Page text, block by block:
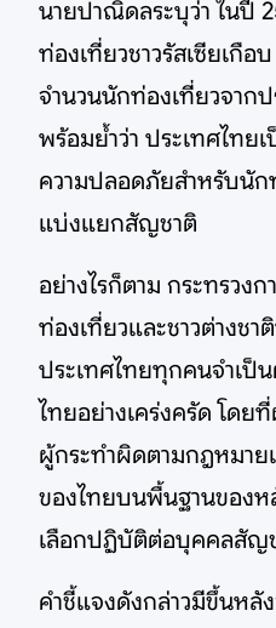
นายปาณิดลระบุว่า ในปี
ท่องเที่ยวชาวรัสเซียเกือ
จำนวนนักท่องเที่ยวจาก
พร้อมย้ำว่า ประเทศไท
ความปลอดภัยสำหรับนัก
แบ่งแยกสัญชาติ
อย่างไรก็ตาม กระทรวงก
ท่องเที่ยวและชาวต่างช
ประเทศไทยทุกคนจำเ
ไทยอย่างเคร่งครัด โดย
ผู้กระทำผิดตามกฎหมาย
ของไทยบนพื้นฐานของห
เลือกปฏิบัติต่อบุคคลสัญ
คำชี้แจงดังกล่าวมีขึ้นหลั